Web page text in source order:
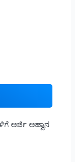
ಅರ್ಜಿ ಅಹ್ವಾನ